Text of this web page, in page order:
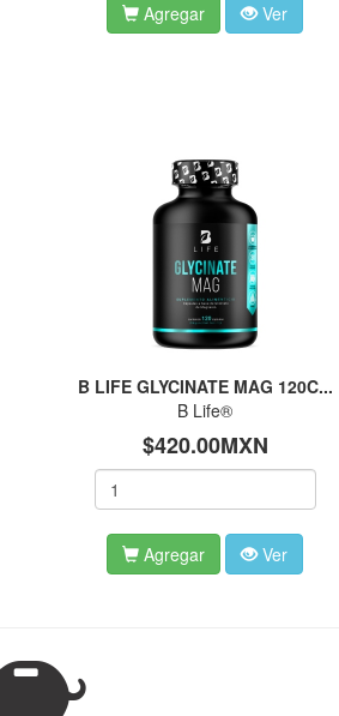
Agregar Ver
B LIFE GLYCINATE MAG 120C...
B Life®
$420.00MXN
Agregar Ver